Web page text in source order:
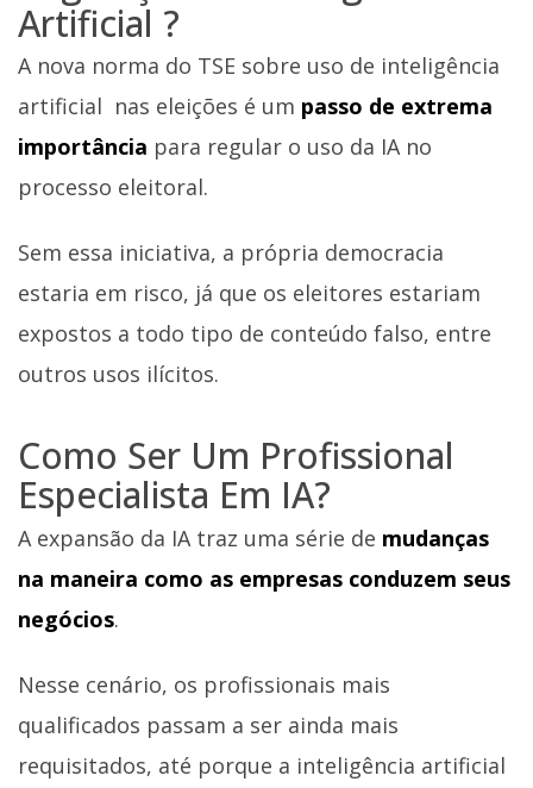
Artificial ?
A nova norma do TSE sobre uso de inteligência
artificial nas eleições é um passo de extrema
importância para regular o uso da IA no
processo eleitoral.
Sem essa iniciativa, a própria democracia
estaria em risco, já que os eleitores estariam
expostos a todo tipo de conteúdo falso, entre
outros usos ilícitos.
Como Ser Um Profissional
Especialista Em IA?
A expansão da IA traz uma série de mudanças
na maneira como as empresas conduzem seus
negócios.
Nesse cenário, os profissionais mais
qualificados passam a ser ainda mais
requisitados, até porque a inteligência artificial